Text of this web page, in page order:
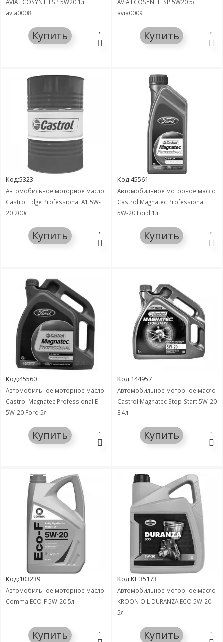
AVIA ECOSYNTH SP 5W20 1л
avia0008
Купить
AVIA ECOSYNTH SP 5W20 5л
avia0009
Купить
Код:5323
Автомобильное моторное масло
Castrol Edge Professional А1 5W-
20 200л
Купить
Код:45561
Автомобильное моторное масло
Castrol Magnatec Professional E
5W-20 Ford 1л
Купить
Код:45560
Автомобильное моторное масло
Castrol Magnatec Professional E
5W-20 Ford 5л
Купить
Код:144957
Автомобильное моторное масло
Castrol Magnatec Stop-Start 5W-20
E 4л
Купить
Код:103239
Автомобильное моторное масло
Comma ECO-F 5W-20 5л
Купить
Код:KL 35173
Автомобильное моторное масло
KROON OIL DURANZA ECO 5W-20
5л
Купить